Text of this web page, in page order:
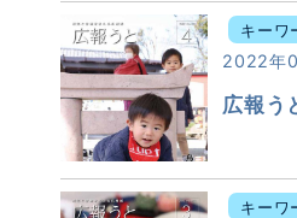
キーワ
2022年
広報う
キーワ